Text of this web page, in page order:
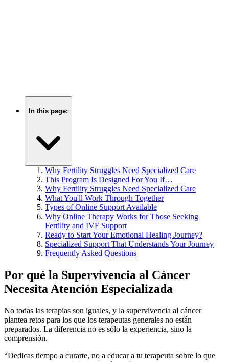
In this page:
Why Fertility Struggles Need Specialized Care
This Program Is Designed For You If…
Why Fertility Struggles Need Specialized Care
What You'll Work Through Together
Types of Online Support Available
Why Online Therapy Works for Those Seeking
Fertility and IVF Support
Ready to Start Your Emotional Healing Journey?
Specialized Support That Understands Your Journey
Frequently Asked Questions
Por qué la Supervivencia al Cáncer
Necesita Atención Especializada
No todas las terapias son iguales, y la supervivencia al cáncer
plantea retos para los que los terapeutas generales no están
preparados. La diferencia no es sólo la experiencia, sino la
comprensión.
“Dedicas tiempo a curarte, no a educar a tu terapeuta sobre lo que